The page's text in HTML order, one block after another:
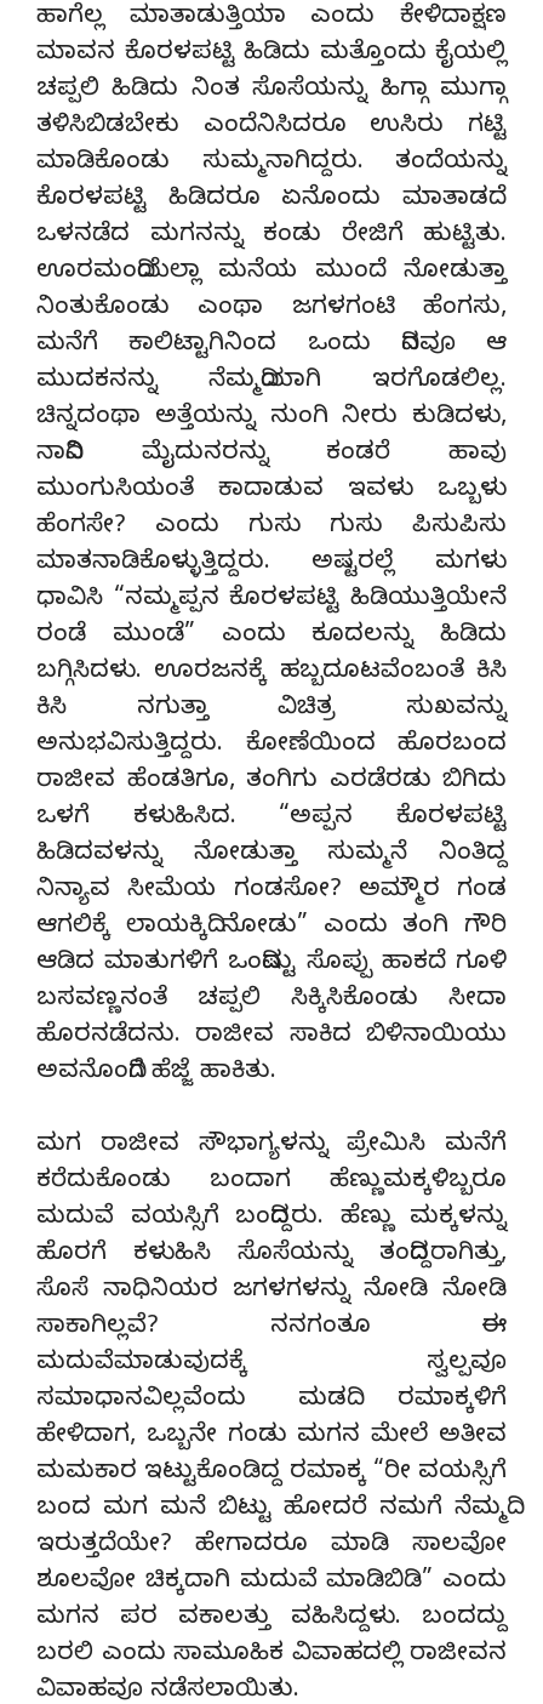
ಹಾಗೆಲ್ಲ ಮಾತಾಡುತ್ತಿಯಾ ಎಂದು ಕೇಳಿದಾಕ್ಷಣ
ಮಾವನ ಕೊರಳಪಟ್ಟಿ ಹಿಡಿದು ಮತ್ತೊಂದು ಕೈಯಲ್ಲಿ
ಚಪ್ಪಲಿ ಹಿಡಿದು ನಿಂತ ಸೊಸೆಯನ್ನು ಹಿಗ್ಗಾ ಮುಗ್ಗಾ
ತಳಿಸಿಬಿಡಬೇಕು ಎಂದೆನಿಸಿದರೂ ಉಸಿರು ಗಟ್ಟಿ
ಮಾಡಿಕೊಂಡು ಸುಮ್ಮನಾಗಿದ್ದರು. ತಂದೆಯನ್ನು
ಕೊರಳಪಟ್ಟಿ ಹಿಡಿದರೂ ಏನೊಂದು ಮಾತಾಡದೆ
ಒಳನಡೆದ ಮಗನನ್ನು ಕಂಡು ರೇಜಿಗೆ ಹುಟ್ಟಿತು.
ಊರಮಂದಿಯೆಲ್ಲಾ ಮನೆಯ ಮುಂದೆ ನೋಡುತ್ತಾ
ನಿಂತುಕೊಂಡು ಎಂಥಾ ಜಗಳಗಂಟಿ ಹೆಂಗಸು,
ಮನೆಗೆ ಕಾಲಿಟ್ಟಾಗಿನಿಂದ ಒಂದು ದಿನವೂ ಆ
ಮುದಕನನ್ನು ನೆಮ್ಮದಿಯಾಗಿ ಇರಗೊಡಲಿಲ್ಲ.
ಚಿನ್ನದಂಥಾ ಅತ್ತೆಯನ್ನು ನುಂಗಿ ನೀರು ಕುಡಿದಳು,
ನಾದಿನಿ ಮೈದುನರನ್ನು ಕಂಡರೆ ಹಾವು
ಮುಂಗುಸಿಯಂತೆ ಕಾದಾಡುವ ಇವಳು ಒಬ್ಬಳು
ಹೆಂಗಸೇ? ಎಂದು ಗುಸು ಗುಸು ಪಿಸುಪಿಸು
ಮಾತನಾಡಿಕೊಳ್ಳುತ್ತಿದ್ದರು. ಅಷ್ಟರಲ್ಲೆ ಮಗಳು
ಧಾವಿಸಿ “ನಮ್ಮಪ್ಪನ ಕೊರಳಪಟ್ಟಿ ಹಿಡಿಯುತ್ತಿಯೇನೆ
ರಂಡೆ ಮುಂಡೆ” ಎಂದು ಕೂದಲನ್ನು ಹಿಡಿದು
ಬಗ್ಗಿಸಿದಳು. ಊರಜನಕ್ಕೆ ಹಬ್ಬದೂಟವೆಂಬಂತೆ ಕಿಸಿ
ಕಿಸಿ ನಗುತ್ತಾ ವಿಚಿತ್ರ ಸುಖವನ್ನು
ಅನುಭವಿಸುತ್ತಿದ್ದರು. ಕೋಣೆಯಿಂದ ಹೊರಬಂದ
ರಾಜೀವ ಹೆಂಡತಿಗೂ, ತಂಗಿಗು ಎರಡೆರಡು ಬಿಗಿದು
ಒಳಗೆ ಕಳುಹಿಸಿದ. “ಅಪ್ಪನ ಕೊರಳಪಟ್ಟಿ
ಹಿಡಿದವಳನ್ನು ನೋಡುತ್ತಾ ಸುಮ್ಮನೆ ನಿಂತಿದ್ದ
ನಿನ್ಯಾವ ಸೀಮೆಯ ಗಂಡಸೋ? ಅಮ್ಮೌರ ಗಂಡ
ಆಗಲಿಕ್ಕೆ ಲಾಯಕ್ಕಿದಿ ನೋಡು” ಎಂದು ತಂಗಿ ಗೌರಿ
ಆಡಿದ ಮಾತುಗಳಿಗೆ ಒಂದಿಷ್ಟು ಸೊಪ್ಪು ಹಾಕದೆ ಗೂಳಿ
ಬಸವಣ್ಣನಂತೆ ಚಪ್ಪಲಿ ಸಿಕ್ಕಿಸಿಕೊಂಡು ಸೀದಾ
ಹೊರನಡೆದನು. ರಾಜೀವ ಸಾಕಿದ ಬಿಳಿನಾಯಿಯು
ಅವನೊಂದಿಗೆ ಹೆಜ್ಜೆ ಹಾಕಿತು.
ಮಗ ರಾಜೀವ ಸೌಭಾಗ್ಯಳನ್ನು ಪ್ರೇಮಿಸಿ ಮನೆಗೆ
ಕರೆದುಕೊಂಡು ಬಂದಾಗ ಹೆಣ್ಣುಮಕ್ಕಳಿಬ್ಬರೂ
ಮದುವೆ ವಯಸ್ಸಿಗೆ ಬಂದಿದ್ದರು. ಹೆಣ್ಣು ಮಕ್ಕಳನ್ನು
ಹೊರಗೆ ಕಳುಹಿಸಿ ಸೊಸೆಯನ್ನು ತಂದಿದ್ದರಾಗಿತ್ತು,
ಸೊಸೆ ನಾಧಿನಿಯರ ಜಗಳಗಳನ್ನು ನೋಡಿ ನೋಡಿ
ಸಾಕಾಗಿಲ್ಲವೆ? ನನಗಂತೂ ಈ
ಮದುವೆಮಾಡುವುದಕ್ಕೆ ಸ್ವಲ್ಪವೂ
ಸಮಾಧಾನವಿಲ್ಲವೆಂದು ಮಡದಿ ರಮಾಕ್ಕಳಿಗೆ
ಹೇಳಿದಾಗ, ಒಬ್ಬನೇ ಗಂಡು ಮಗನ ಮೇಲೆ ಅತೀವ
ಮಮಕಾರ ಇಟ್ಟುಕೊಂಡಿದ್ದ ರಮಾಕ್ಕ “ರೀ ವಯಸ್ಸಿಗೆ
ಬಂದ ಮಗ ಮನೆ ಬಿಟ್ಟು ಹೋದರೆ ನಮಗೆ ನೆಮ್ಮದಿ
ಇರುತ್ತದೆಯೇ? ಹೇಗಾದರೂ ಮಾಡಿ ಸಾಲವೋ
ಶೂಲವೋ ಚಿಕ್ಕದಾಗಿ ಮದುವೆ ಮಾಡಿಬಿಡಿ” ಎಂದು
ಮಗನ ಪರ ವಕಾಲತ್ತು ವಹಿಸಿದ್ದಳು. ಬಂದದ್ದು
ಬರಲಿ ಎಂದು ಸಾಮೂಹಿಕ ವಿವಾಹದಲ್ಲಿ ರಾಜೀವನ
ವಿವಾಹವೂ ನಡೆಸಲಾಯಿತು.